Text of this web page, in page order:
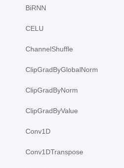
BiRNN
CELU
ChannelShuffle
ClipGradByGlobalNorm
ClipGradByNorm
ClipGradByValue
Conv1D
Conv1DTranspose